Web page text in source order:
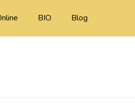
BIO Blog